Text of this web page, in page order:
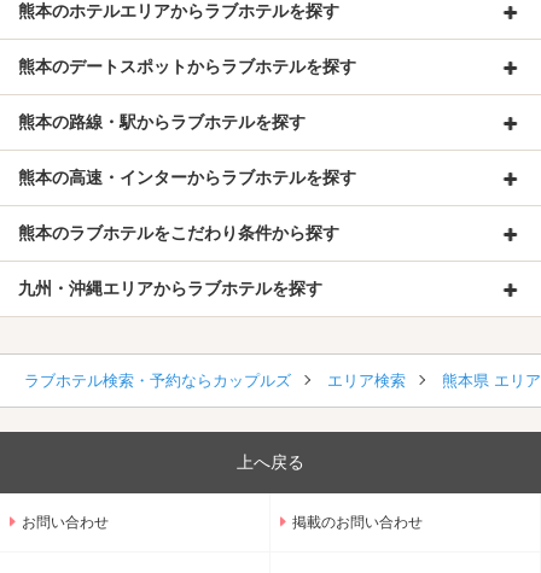
熊本のホテルエリアからラブホテルを探す
熊本のデートスポットからラブホテルを探す
熊本の路線・駅からラブホテルを探す
熊本の高速・インターからラブホテルを探す
熊本のラブホテルをこだわり条件から探す
九州・沖縄エリアからラブホテルを探す
ラブホテル検索・予約ならカップルズ エリア検索 熊本県 エリ
上へ戻る
お問い合わせ 掲載のお問い合わせ